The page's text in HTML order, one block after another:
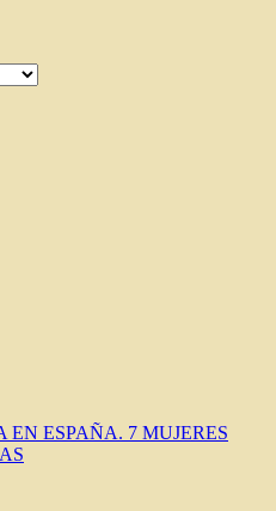
ESPAÑA. 7 MUJERES